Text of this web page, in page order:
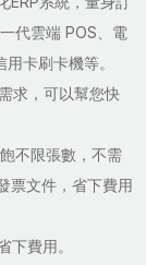
代雲端 POS、電
卡刷卡機等。
求，可以幫您快
不限張數，不需
票文件，省下費用
下費用。